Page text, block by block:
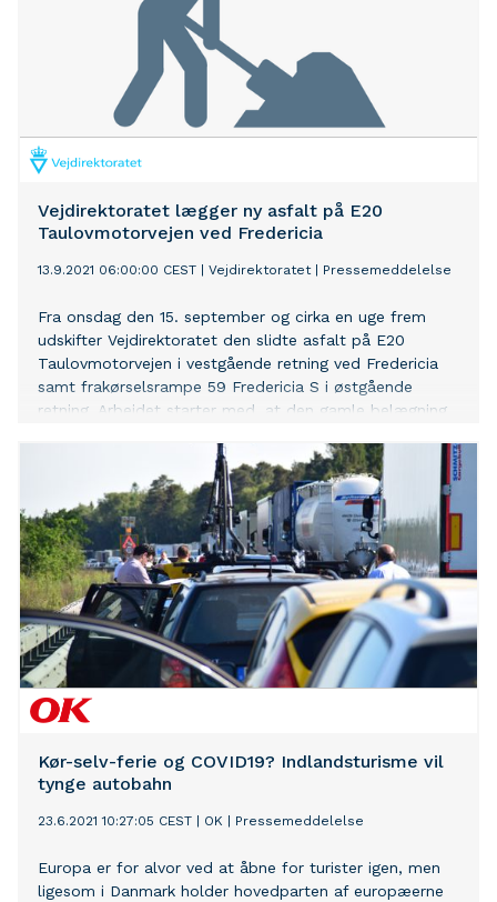
Vejdirektoratet lægger ny asfalt på E20
Taulovmotorvejen ved Fredericia
13.9.2021 06:00:00 CEST Vejdirektoratet| Pressemeddelelse
Fra onsdag den 15. september og cirka en uge frem
udskifter Vejdirektoratet den slidte asfalt på E20
Taulovmotorvejen i vestgående retning ved Fredericia
samt frakørselsrampe 59 Fredericia S i østgående
retning. Arbejdet starter med, at den gamle belægning
underliggende belægning. Endelig udlægges der ny
belægning, og til slut påføres der striber. Resultatet
bliver en mere jævn kørebane og en bedre
køreoplevelse for trafikanterne. Arbejder vil blive udført
i følgende tidsrum: På hverdage udføres arbejdet som
aften- og natarbejde fra kl. 20.30 til kl. 05.30, dog
frem til kl. 08.30 lørdag morgen. Lørdag udføres
arbejdet fra kl. 20.30 til kl. 08.30 søndag morgen – dog
vil den nye belægning på frakørselsrampe 59 Fredericia
S i østgående retning blive udført i dagstimerne om
lørdagen fra kl. 12.00 til kl. 20.30 Søndag udføres
arbejdet fra kl. 21.30 til 05.30 Arbejdet i vestgående
Kør-selv-ferie og COVID19? Indlandsturisme vil
tynge autobahn
23.6.2021 10:27:05 CEST OK Pressemeddelelse
Europa er for alvor ved at åbne for turister igen, men
ligesom i Danmark holder hovedparten af europæerne